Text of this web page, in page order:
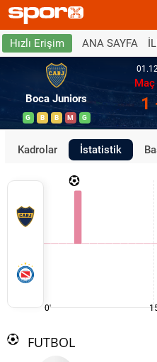
Hızlı Erişim ANA SAYFA
Boca Juniors
G B B M G
Maç
1
Kadrolar İstatistik
0'
FUTBOL